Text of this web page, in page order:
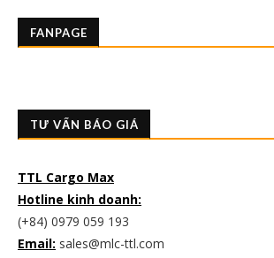
FANPAGE
TƯ VẤN BÁO GIÁ
TTL Cargo Max
Hotline kinh doanh:
(+84) 0979 059 193
Email: sales@mlc-ttl.com